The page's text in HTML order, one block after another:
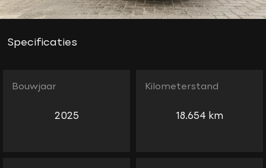
Specificaties
Bouwjaar
2025
Kilometerstand
18.654 km